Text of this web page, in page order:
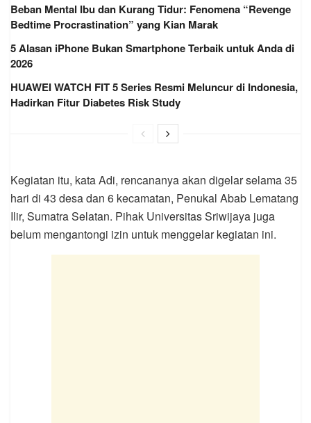
Beban Mental Ibu dan Kurang Tidur: Fenomena “Revenge
Bedtime Procrastination” yang Kian Marak
5 Alasan iPhone Bukan Smartphone Terbaik untuk Anda di
2026
HUAWEI WATCH FIT 5 Series Resmi Meluncur di Indonesia,
Hadirkan Fitur Diabetes Risk Study
Kegiatan itu, kata Adi, rencananya akan digelar selama 35
hari di 43 desa dan 6 kecamatan, Penukal Abab Lematang
Ilir, Sumatra Selatan. Pihak Universitas Sriwijaya juga
belum mengantongi izin untuk menggelar kegiatan ini.